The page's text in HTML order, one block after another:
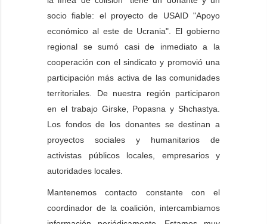
socio fiable: el proyecto de USAID "Apoyo
económico al este de Ucrania". El gobierno
regional se sumó casi de inmediato a la
cooperación con el sindicato y promovió una
participación más activa de las comunidades
territoriales. De nuestra región participaron
en el trabajo Girske, Popasna y Shchastya.
Los fondos de los donantes se destinan a
proyectos sociales y humanitarios de
activistas públicos locales, empresarios y
autoridades locales.
Mantenemos contacto constante con el
coordinador de la coalición, intercambiamos